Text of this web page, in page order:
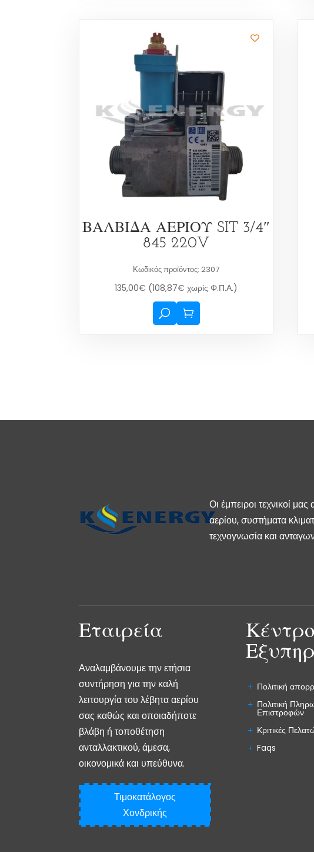
ΒΑΛΒΙΔΑ ΑΕΡΙΟΥ SIT 3/4″
845 220V
Κωδικός προϊόντος: 2307
135,00€ (108,87€ χωρίς Φ.Π.Α.)
Οι έμπειροι τεχνικοί
αερίου, συστήματα
τεχνογνωσία και
Εταιρεία
Αναλαμβάνουμε την ετήσια
συντήρηση για την καλή
λειτουργία του λέβητα αερίου
σας καθώς και οποιαδήποτε
βλάβη ή τοποθέτηση
ανταλλακτικού, άμεσα,
οικονομικά και υπεύθυνα.
Τιμοκατάλογος
Χονδρικής
Κέντρο
Πολιτική
Πολιτική
Επιστροφών
Κριτικές
Faqs